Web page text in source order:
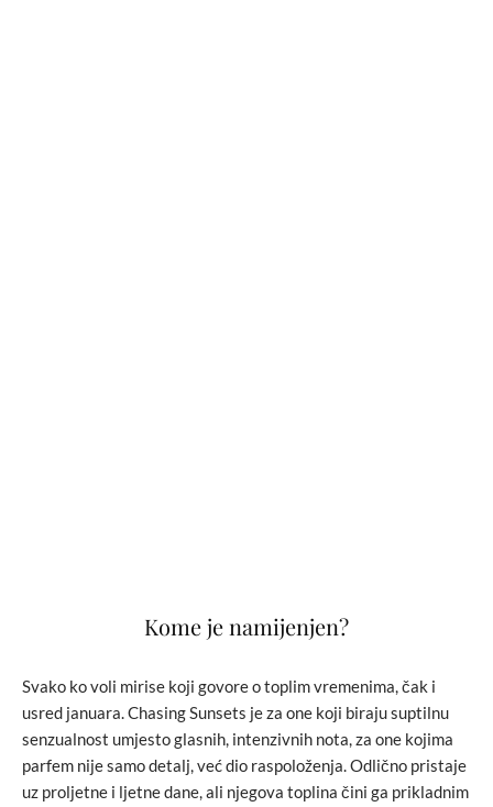
Kome je namijenjen?
Svako ko voli mirise koji govore o toplim vremenima, čak i
usred januara. Chasing Sunsets je za one koji biraju suptilnu
senzualnost umjesto glasnih, intenzivnih nota, za one kojima
parfem nije samo detalj, već dio raspoloženja. Odlično pristaje
uz proljetne i ljetne dane, ali njegova toplina čini ga prikladnim